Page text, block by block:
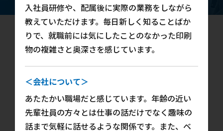
入社員研修や、配属後に実際の業務をしながら
教えていただけます。毎日新しく知ることばか
りで、就職前には気にしたことのなかった印刷
物の複雑さと奥深さを感じています。
＜会社について＞
あたたかい職場だと感じています。年齢の近い
先輩社員の方々とは仕事の話だけでなく趣味の
話まで気軽に話せるような関係です。また、ベ